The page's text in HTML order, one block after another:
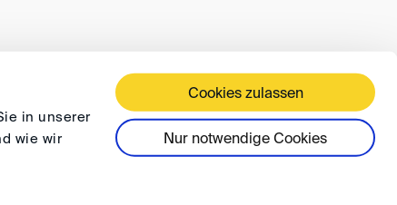
in unserer
wie wir
Cookies zulassen
Nur notwendige Cookies
DATENSCHUTZ FAQ